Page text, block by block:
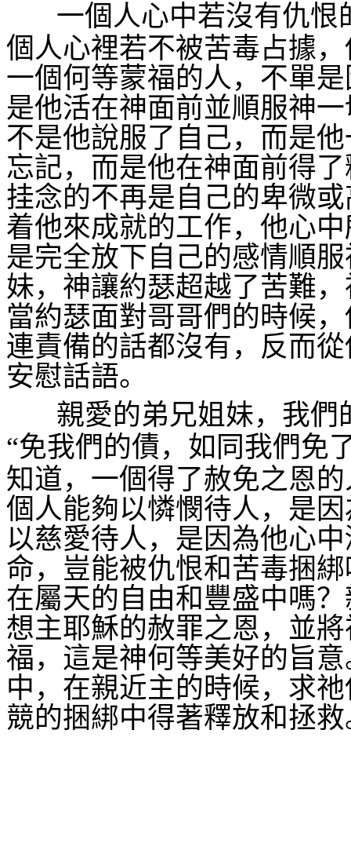
一個人心中若沒有仇
個人心裡若不被苦毒占據
一個何等蒙福的人，不單
是他活在神面前並順服神
不是他說服了自己，而是
忘記，而是他在神面前得
挂念的不再是自己的卑微
着他來成就的工作，他心
是完全放下自己的感情順
妹，神讓約瑟超越了苦難
當約瑟面對哥哥們的時候
連責備的話都沒有，反而
安慰話語。
親愛的弟兄姐妹，我
“免我們的債，如同我們免
知道，一個得了赦免之恩
個人能夠以憐憫待人，是
以慈愛待人，是因為他心
命，豈能被仇恨和苦毒捆
在屬天的自由和豐盛中嗎
想主耶穌的赦罪之恩，並
福，這是神何等美好的旨
中，在親近主的時候，求
競的捆綁中得著釋放和拯